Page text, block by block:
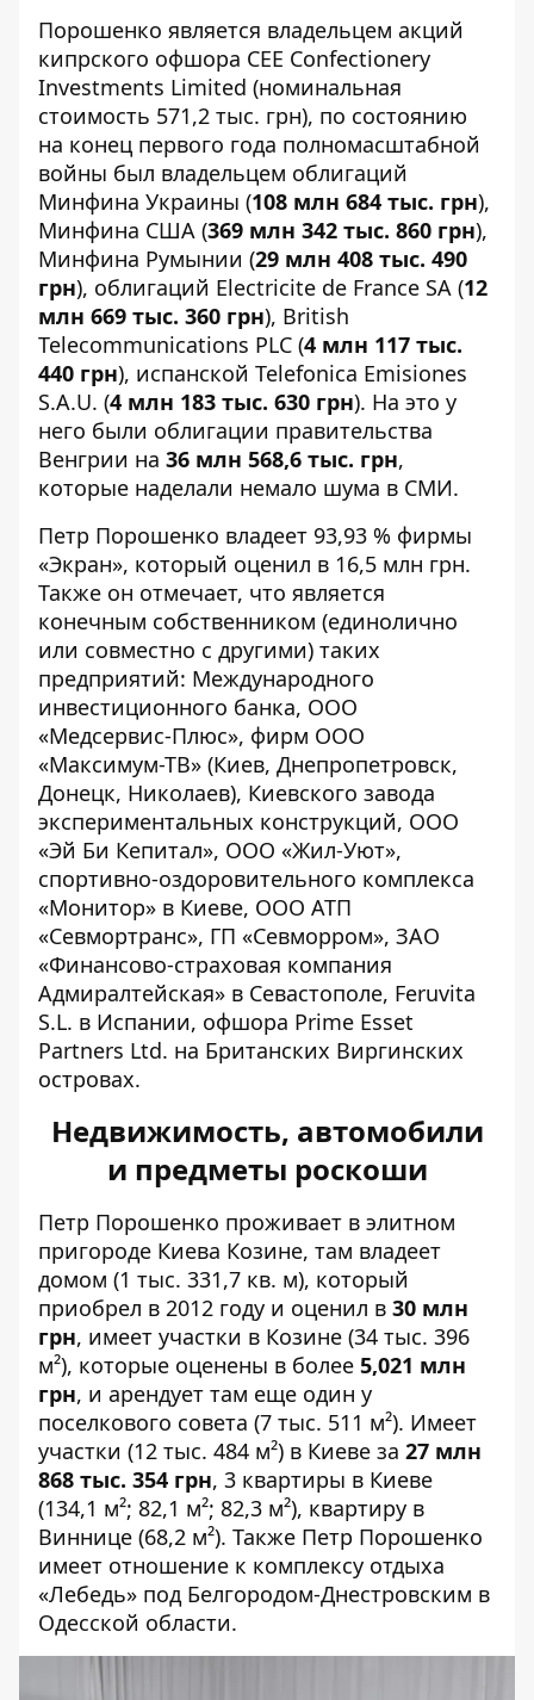
Порошенко является владельцем акций
кипрского офшора CEE Confectionery
Investments Limited (номинальная
стоимость 571,2 тыс. грн), по состоянию
на конец первого года полномасштабной
войны был владельцем облигаций
Минфина Украины (108 млн 684 тыс. грн),
Минфина США (369 млн 342 тыс. 860 грн),
Минфина Румынии (29 млн 408 тыс. 490
грн), облигаций Electricite de France SA (12
млн 669 тыс. 360 грн), British
Telecommunications PLC (4 млн 117 тыс.
440 грн), испанской Telefonica Emisiones
S.A.U. (4 млн 183 тыс. 630 грн). На это у
него были облигации правительства
Венгрии на 36 млн 568,6 тыс. грн,
которые наделали немало шума в СМИ.
Петр Порошенко владеет 93,93 % фирмы
«Экран», который оценил в 16,5 млн грн.
Также он отмечает, что является
конечным собственником (единолично
или совместно с другими) таких
предприятий: Международного
инвестиционного банка, ООО
«Медсервис-Плюс», фирм ООО
«Максимум-ТВ» (Киев, Днепропетровск,
Донецк, Николаев), Киевского завода
экспериментальных конструкций, ООО
«Эй Би Кепитал», ООО «Жил-Уют»,
спортивно-оздоровительного комплекса
«Монитор» в Киеве, ООО АТП
«Севмортранс», ГП «Севморром», ЗАО
«Финансово-страховая компания
Адмиралтейская» в Севастополе, Feruvita
S.L. в Испании, офшора Prime Esset
Partners Ltd. на Британских Виргинских
островах.
Недвижимость, автомобили
и предметы роскоши
Петр Порошенко проживает в элитном
пригороде Киева Козине, там владеет
домом (1 тыс. 331,7 кв. м), который
приобрел в 2012 году и оценил в 30 млн
грн, имеет участки в Козине (34 тыс. 396
м²), которые оценены в более 5,021 млн
грн, и арендует там еще один у
поселкового совета (7 тыс. 511 м²). Имеет
участки (12 тыс. 484 м²) в Киеве за 27 млн ​​
868 тыс. 354 грн, 3 квартиры в Киеве
(134,1 м²; 82,1 м²; 82,3 м²), квартиру в
Виннице (68,2 м²). Также Петр Порошенко
имеет отношение к комплексу отдыха
«Лебедь» под Белгородом-Днестровским в
Одесской области.